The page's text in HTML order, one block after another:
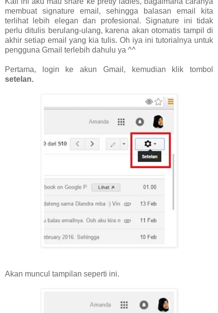
membuat signature email, sehingga balasan email kita
terlihat lebih elegan dan profesional. Signature ini tidak
perlu ditulis berulang-ulang, karena akan otomatis tampil di
akhir setiap email yang kia tulis. Oh iya ini tutorialnya untuk
pengguna Gmail terlebih dahulu ya ^^
Pertama, login ke akun Gmail, kemudian klik tombol
setelan.
Akan muncul tampilan seperti ini.